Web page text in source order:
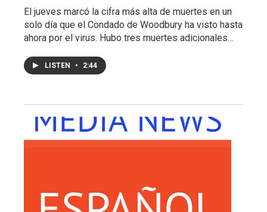
El jueves marcó la cifra más alta de muertes en un
solo día que el Condado de Woodbury ha visto hasta
ahora por el virus. Hubo tres muertes adicionales…
LISTEN • 2:44